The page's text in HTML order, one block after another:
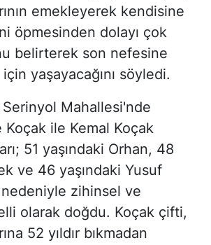
emekleyerek kendisine
öpmesinden dolayı çok
belirterek son nefesine
yaşayacağını söyledi.
Mahallesi'nde
Koçak ile Kemal Koçak
51 yaşındaki Orhan, 48
ve 46 yaşındaki Yusuf
zihinsel ve
olarak doğdu. Koçak çifti,
52 yıldır bıkmadan